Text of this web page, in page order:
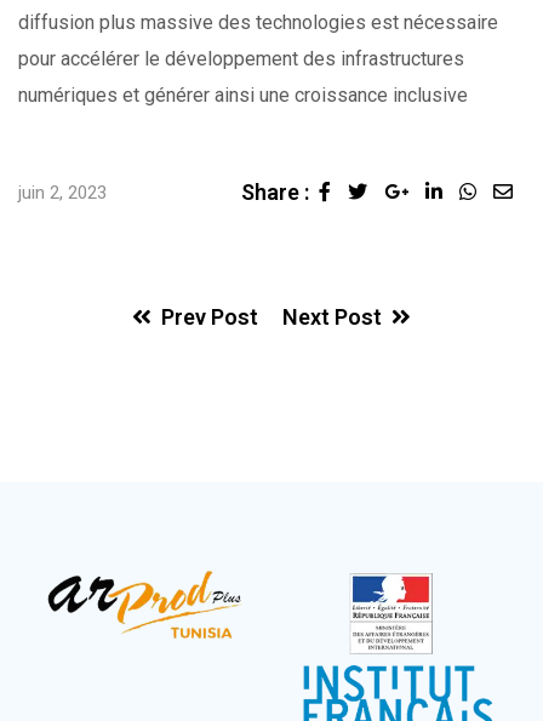
diffusion plus massive des technologies est nécessaire
pour accélérer le développement des infrastructures
numériques et générer ainsi une croissance inclusive
juin 2, 2023 Share : Google+LinkedIn
Prev Post Next Post